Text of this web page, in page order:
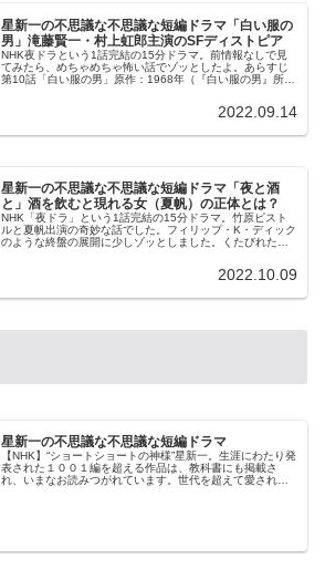
星新一の不思議な不思議な短編ドラマ「白い服の
男」滝藤賢一・村上虹郎主演のSFディストピア
NHK夜ドラという1話完結の15分ドラマ。前情報なしで見
てみたら、めちゃめちゃ怖い話でゾッとしたよ。あらすじ
第10話「白い服の男」原作：1968年（『白い服の男』所
2022.09.14
星新一の不思議な不思議な短編ドラマ「夜と酒
と」酒を飲むと現れる女（夏帆）の正体とは？
NHK「夜ドラ」という1話完結の15分ドラマ。竹原ピスト
ルと夏帆出演の奇妙な話でした。フィリップ・K・ディック
のような終盤の展開に少しゾッとしました。くたびれた竹
2022.10.09
星新一の不思議な不思議な短編ドラマ
【NHK】“ショートショートの神様”星新一。生涯にわたり発
表された１００１編を超える作品は、教科書にも掲載さ
れ、いまなお読みつがれています。世代を超えて愛される